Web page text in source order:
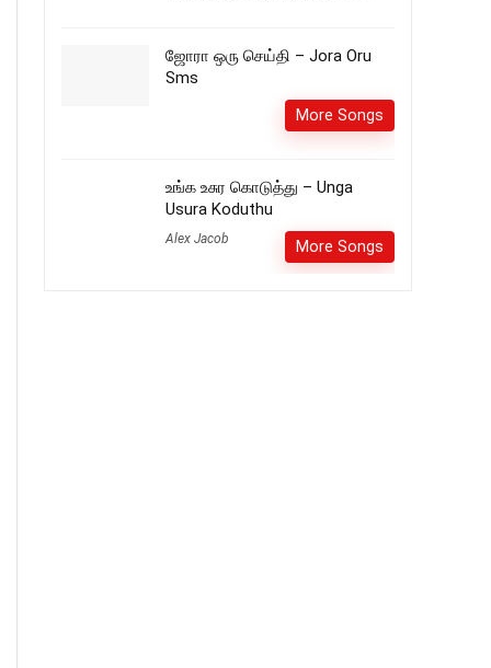
ஜோரா ஒரு செய்தி – Jora Oru
Sms
More Songs
உங்க உசுர கொடுத்து – Unga
Usura Koduthu
Alex Jacob More Songs